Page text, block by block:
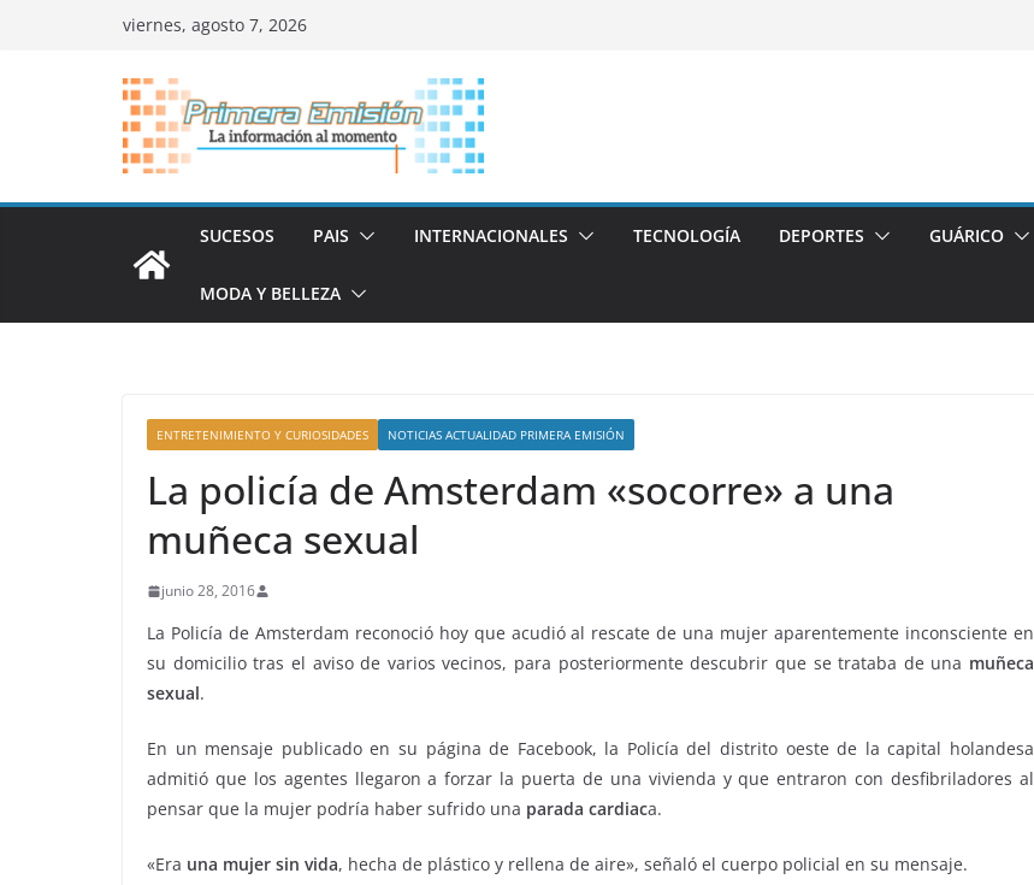
viernes, agosto 7, 2026
SUCESOS PAIS INTERNACIONALES TECNOLOGÍA DEPORTES GUÁRICO
MODA Y BELLEZA
ENTRETENIMIENTO Y CURIOSIDADES NOTICIAS ACTUALIDAD PRIMERA EMISIÓN
La policía de Amsterdam «socorre» a una
muñeca sexual
junio 28, 2016
La Policía de Amsterdam reconoció hoy que acudió al rescate de una mujer aparentemente inconsciente en
su domicilio tras el aviso de varios vecinos, para posteriormente descubrir que se trataba de una muñeca
sexual.
En un mensaje publicado en su página de Facebook, la Policía del distrito oeste de la capital holandesa
admitió que los agentes llegaron a forzar la puerta de una vivienda y que entraron con desfibriladores al
pensar que la mujer podría haber sufrido una parada cardiaca.
«Era una mujer sin vida, hecha de plástico y rellena de aire», señaló el cuerpo policial en su mensaje.